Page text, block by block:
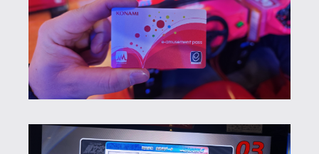
csak most kerültek a szemem elé.